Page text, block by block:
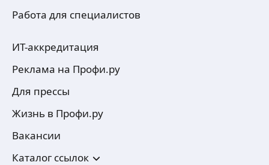
Работа для специалистов
ИТ-аккредитация
Реклама на Профи.ру
Для прессы
Жизнь в Профи.ру
Вакансии
Каталог ссылок